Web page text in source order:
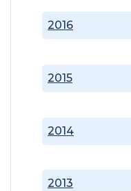
2013
2014
2015
2016